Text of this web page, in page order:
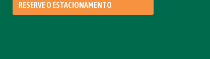
RESERVE O ESTACIONAMENTO